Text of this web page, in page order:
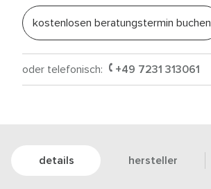
kostenlosen beratungstermin buchen
oder telefonisch: +49 7231 313061
details hersteller